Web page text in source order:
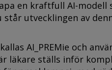
en kraftfull AI-
utvecklingen av
AI_PREMie och
läkare ställs inför